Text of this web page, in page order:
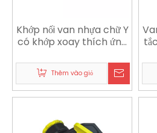
Khớp nối van nhựa chữ Y
có khớp xoay thích ứng
Thêm vào giỏ